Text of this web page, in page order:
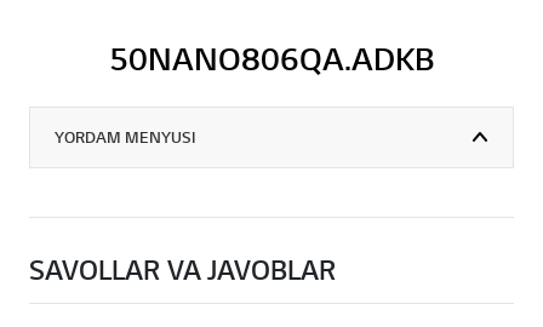
50NANO806QA.ADKB
YORDAM MENYUSI
SAVOLLAR VA JAVOBLAR